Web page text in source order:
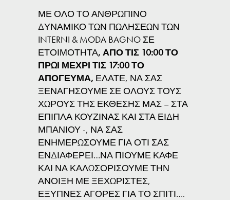
ΜΕ ΟΛΟ ΤΟ ΑΝΘΡΩΠΙΝΟ
ΔΥΝΑΜΙΚΟ ΤΩΝ ΠΩΛΗΣΕΩΝ ΤΩΝ
INTERNI & MODA BAGNO ΣΕ
ΕΤΟΙΜΟΤΗΤΑ, ΑΠΟ ΤΙΣ 10:00 ΤΟ
ΠΡΩΙ ΜΕΧΡΙ ΤΙΣ 17:00 ΤΟ
ΑΠΟΓΕΥΜΑ, ΕΛΑΤΕ, ΝΑ ΣΑΣ
ΞΕΝΑΓΗΣΟΥΜΕ ΣΕ ΟΛΟΥΣ ΤΟΥΣ
ΧΩΡΟΥΣ ΤΗΣ ΕΚΘΕΣΗΣ ΜΑΣ – ΣΤΑ
ΕΠΙΠΛΑ ΚΟΥΖΙΝΑΣ ΚΑΙ ΣΤΑ ΕΙΔΗ
ΜΠΑΝΙΟΥ -, ΝΑ ΣΑΣ
ΕΝΗΜΕΡΩΣΟΥΜΕ ΓΙΑ ΟΤΙ ΣΑΣ
ΕΝΔΙΑΦΕΡΕΙ…ΝΑ ΠΙΟΥΜΕ ΚΑΦΕ
ΚΑΙ ΝΑ ΚΑΛΩΣΟΡΙΣΟΥΜΕ ΤΗΝ
ΑΝΟΙΞΗ ΜΕ ΞΕΧΩΡΙΣΤΕΣ,
ΕΞΥΠΝΕΣ ΑΓΟΡΕΣ ΓΙΑ ΤΟ ΣΠΙΤΙ….